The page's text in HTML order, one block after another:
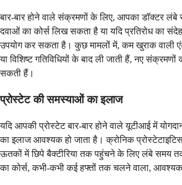
बार-बार होने वाले संक्रमणों के लिए, आपका डॉक्टर लंबे
दवाओं का कोर्स लिख सकता है या यदि प्रतिरोध का
उपयोग कर सकता है। कुछ मामलों में, कम खुराक वाली
या विशिष्ट गतिविधियों के बाद ली जाती हैं, नए
सकती हैं।
प्रोस्टेट की समस्याओं का इलाज
यदि आपकी प्रोस्टेट बार-बार होने वाले यूटीआई में
का इलाज आवश्यक हो जाता है। क्रोनिक
ऊतकों में छिपे बैक्टीरिया तक पहुंचने के लिए लंबे समय
का कोर्स, कभी-कभी कई हफ्तों तक चलने वाला,